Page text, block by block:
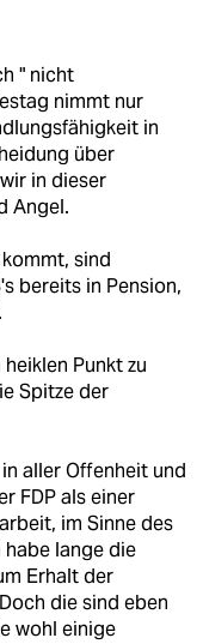
" nicht
nimmt nur
in
über
in dieser
Angel.
sind
bereits in Pension,
Punkt zu
Spitze der
aller Offenheit und
FDP als einer
im Sinne des
lange die
Erhalt der
die sind eben
wohl einige